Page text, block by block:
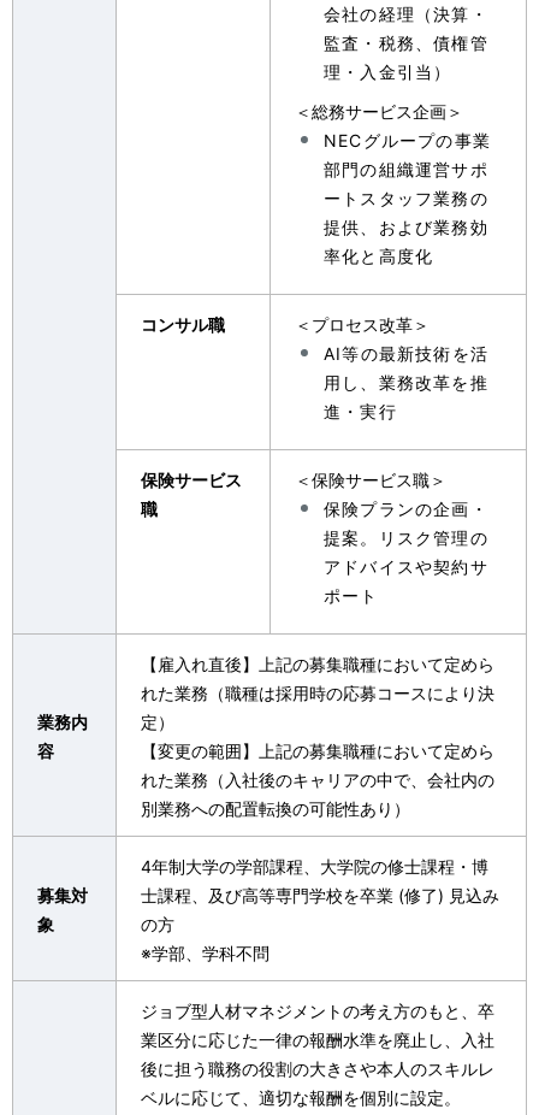
会社の経理（決算・
監査・税務、債権管
理・入金引当）
＜総務サービス企画＞
NECグループの事業
部門の組織運営サポ
ートスタッフ業務の
提供、および業務効
率化と高度化
コンサル職
＜プロセス改革＞
AI等の最新技術を活
用し、業務改革を推
進・実行
保険サービス
職
＜保険サービス職＞
保険プランの企画・
提案。リスク管理の
アドバイスや契約サ
ポート
業務内
容
【雇入れ直後】上記の募集職種において定めら
れた業務（職種は採用時の応募コースにより決
定）
【変更の範囲】上記の募集職種において定めら
れた業務（入社後のキャリアの中で、会社内の
別業務への配置転換の可能性あり）
募集対
象
4年制大学の学部課程、大学院の修士課程・博
士課程、及び高等専門学校を卒業 (修了) 見込み
の方
※学部、学科不問
ジョブ型人材マネジメントの考え方のもと、卒
業区分に応じた一律の報酬水準を廃止し、入社
後に担う職務の役割の大きさや本人のスキルレ
ベルに応じて、適切な報酬を個別に設定。